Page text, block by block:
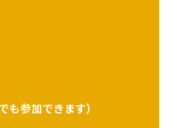
も参加できます）